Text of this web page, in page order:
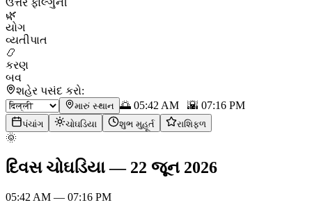
ઉત્તર ફાલ્ગુની
🌿
યોગ
વ્યતીપાત
📿
કરણ
બવ
શહેર પસંદ કરો:
મારું સ્થાન 🌅 05:42 AM 🌇 07:16 PM
પંચાંગ ચોઘડિયા શુભ મુહૂર્ત રાશિફળ
🌞
દિવસ ચોઘડિયા— 22 જૂન 2026
05:42 AM — 07:16 PM